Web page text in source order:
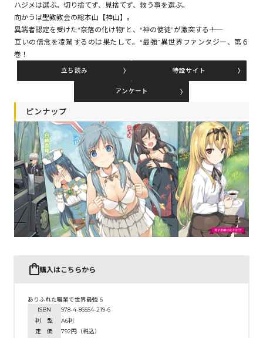
コミックパルフェ
閉じる
ハジメは選ぶ。切り捨てず、見捨てず、救う事を選ぶ。
向かうは聖教教会の総本山【神山】。
異端者認定を受けた“奈落の化け物”と、“神の使徒”が激突する――！
互いの信念を凌駕するのは果たして。“最強”異世界ファンタジー、第６
巻！
立ち読み 特設サイト
アンケート
ピンナップ
購入はこちらから
ありふれた職業で世界最強 6
ISBN
978-4-86554-219-6
判 型
A6判
定 価
792円（税込）